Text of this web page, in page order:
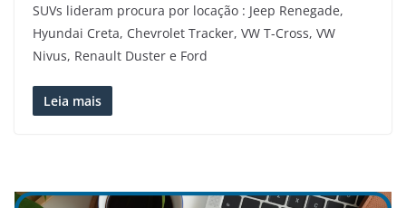
SUVs lideram procura por locação : Jeep Renegade,
Hyundai Creta, Chevrolet Tracker, VW T-Cross, VW
Nivus, Renault Duster e Ford
Leia mais